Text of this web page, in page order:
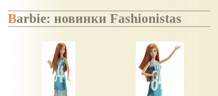
Barbie: новинки Fashionistas